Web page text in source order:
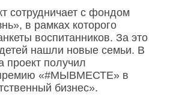
сотрудничает с фондом
в рамках которого
воспитанников. За это
нашли новые семьи. В
проект получил
«#МЫВМЕСТЕ» в
бизнес».